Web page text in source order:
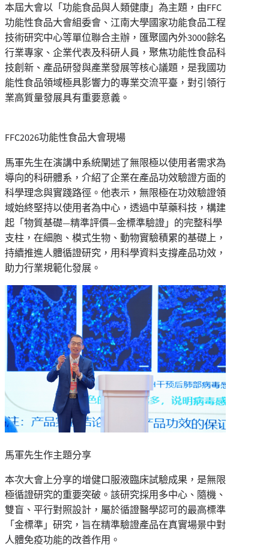
本屆大會以 「功能食品與人類健康」 為主題，由FFC
功能性食品大會組委會、江南大學國家功能食品工程
技術研究中心等單位聯合主辦，匯聚國內外3000餘名
行業專家、企業代表及科研人員，聚焦功能性食品科
技創新、產品研發與產業發展等核心議題，是我國功
能性食品領域極具影響力的專業交流平臺，對引領行
業高質量發展具有重要意義。
FFC2026功能性食品大會現場
馬軍先生在演講中系統闡述了無限極以使用者需求為
導向的科研體系，介紹了企業在產品功效驗證方面的
科學理念與實踐路徑。他表示，無限極在功效驗證領
域始終堅持以使用者為中心，透過中草藥科技，構建
起 「物質基礎—精準評價—金標準驗證」 的完整科學
支柱，在細胞、模式生物、動物實驗積累的基礎上，
持續推進人體循證研究，用科學資料支撐產品功效，
助力行業規範化發展。
馬軍先生作主題分享
本次大會上分享的增健口服液臨床試驗成果，是無限
極循證研究的重要突破。該研究採用多中心、隨機、
雙盲、平行對照設計，屬於循證醫學認可的最高標準
「金標準」 研究，旨在精準驗證產品在真實場景中對
人體免疫功能的改善作用。